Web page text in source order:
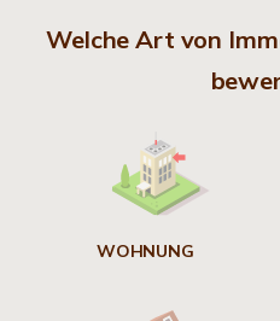
Welche Art von
WOHNUNG